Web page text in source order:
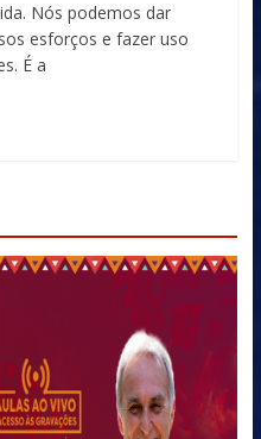
Nós podemos dar
esforços e fazer uso
É a